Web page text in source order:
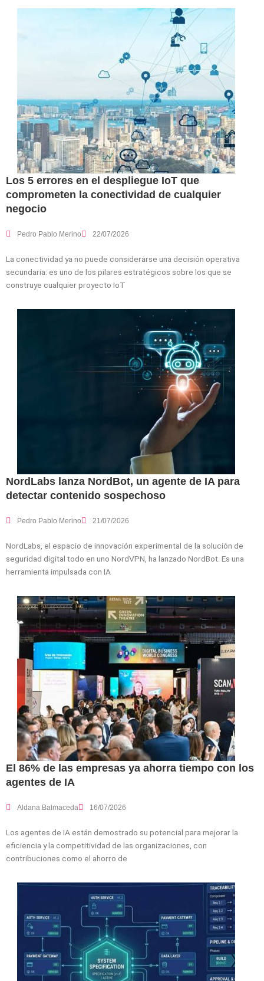
Los 5 errores en el despliegue IoT que
comprometen la conectividad de cualquier
negocio
Pedro Pablo Merino 22/07/2026
La conectividad ya no puede considerarse una decisión operativa
secundaria: es uno de los pilares estratégicos sobre los que se
construye cualquier proyecto IoT
NordLabs lanza NordBot, un agente de IA para
detectar contenido sospechoso
Pedro Pablo Merino 21/07/2026
NordLabs, el espacio de innovación experimental de la solución de
seguridad digital todo en uno NordVPN, ha lanzado NordBot. Es una
herramienta impulsada con IA
El 86% de las empresas ya ahorra tiempo con los
agentes de IA
Aldana Balmaceda 16/07/2026
Los agentes de IA están demostrado su potencial para mejorar la
eficiencia y la competitividad de las organizaciones, con
contribuciones como el ahorro de